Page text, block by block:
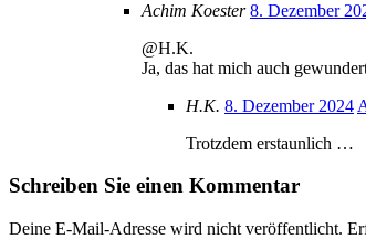
Achim Koester 8. Dezember
@H.K.
Ja, das hat mich auch
H.K. 8. Dezember 2024
Trotzdem erstaunlich …
Schreiben Sie einen Kommentar
Deine E-Mail-Adresse wird nicht veröffentlicht.